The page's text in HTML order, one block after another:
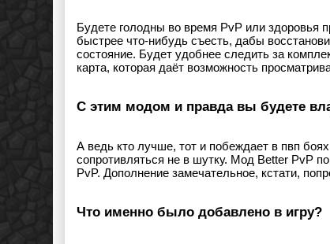
Будете голодны во время PvP или здоровья
быстрее что-нибудь съесть, дабы
состояние. Будет удобнее следить за
карта, которая даёт возможность
С этим модом и правда вы будете
А ведь кто лучше, тот и побеждает в пвп
сопротивляться не в шутку. Мод Better PvP
PvP. Дополнение замечательное, кстати,
Что именно было добавлено в игру?